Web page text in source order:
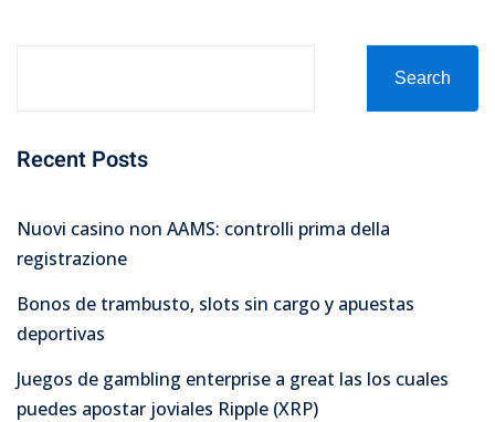
Search
Recent Posts
Nuovi casino non AAMS: controlli prima della
registrazione
Bonos de trambusto, slots sin cargo y apuestas
deportivas
Juegos de gambling enterprise a great las los cuales
puedes apostar joviales Ripple (XRP)